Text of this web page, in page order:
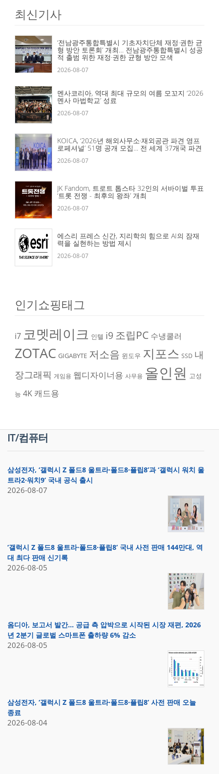
최신기사
‘전남광주통합특별시 기초자치단체 재정·권한 균
형 방안 토론회’ 개최… 전남광주통합특별시 성공
적 출범 위한 재정·권한 균형 방안 모색
2026-08-07
멘사코리아, 역대 최대 규모의 여름 모꼬지 ‘2026
멘사 마법학교’ 성료
2026-08-07
KOICA, ‘2026년 해외사무소·재외공관 파견 영프
로페셔널’ 51명 공개 모집… 전 세계 37개국 파견
2026-08-07
JK Fandom, 트로트 톱스타 32인의 서바이벌 투표
‘트롯 전쟁 - 최후의 왕좌’ 개최
2026-08-07
에스리 프레스 신간, 지리학의 힘으로 AI의 잠재
력을 실현하는 방법 제시
2026-08-07
인기쇼핑태그
i7 코멧레이크 인텔 i9 조립PC 수냉쿨러
ZOTAC GIGABYTE 저소음 윈도우 지포스 SSD 내
장그래픽 게임용 웹디자이너용 사무용 올인원 고성
능 4K 캐드용
IT/컴퓨터
삼성전자, ‘갤럭시 Z 폴드8 울트라·폴드8·플립8’과 ‘갤럭시 워치 울
트라2·워치9’ 국내 공식 출시
2026-08-07
‘갤럭시 Z 폴드8 울트라·폴드8·플립8’ 국내 사전 판매 144만대, 역
대 최다 판매 신기록
2026-08-05
옴디아, 보고서 발간… 공급 측 압박으로 시작된 시장 재편, 2026
년 2분기 글로벌 스마트폰 출하량 6% 감소
2026-08-05
삼성전자, ‘갤럭시 Z 폴드8 울트라·폴드8·플립8’ 사전 판매 오늘
종료
2026-08-04